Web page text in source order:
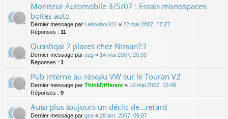
Moniteur Automobile 3/5/07 : Essais monospaces
boites auto
Dernier message par Leboubou111 « 22 mai 2007, 17:27
Réponses : 11
Quashqai 7 places chez Nissan?:?
Dernier message par ozg « 14 mai 2007, 20:09
Réponses : 1
Pub interne au réseau VW sur le Touran V2
Dernier message par ThinkDifferent « 10 mai 2007, 10:49
Réponses : 9
Auto plus toujours un déclic de...retard
Dernier message par gsa « 28 avr. 2007, 09:07